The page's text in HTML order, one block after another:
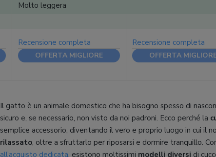
Molto leggera
Recensione completa
OFFERTA MIGLIORE
Recensione completa
OFFERTA
Il gatto è un animale domestico che ha bisogno spesso di
sicuro e, se necessario, non visto da noi padroni. Ecco perché la
semplice accessorio, diventando il vero e proprio luogo in cui il
rilassato, oltre a sfruttarlo per riposarsi e dormire tranquillo.
all’acquisto dedicata, esistono moltissimi modelli diversi di